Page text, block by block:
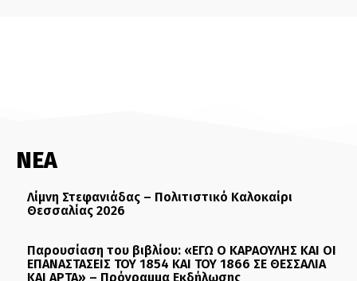
ΝΕΑ
Λίμνη Στεφανιάδας – Πολιτιστικό Καλοκαίρι
Θεσσαλίας 2026
Παρουσίαση του βιβλίου: «ΕΓΩ Ο ΚΑΡΑΟΥΛΗΣ ΚΑΙ ΟΙ
ΕΠΑΝΑΣΤΑΣΕΙΣ ΤΟΥ 1854 ΚΑΙ ΤΟΥ 1866 ΣΕ ΘΕΣΣΑΛΙΑ
ΚΑΙ ΑΡΤΑ» – Πρόγραμμα Εκδήλωσης